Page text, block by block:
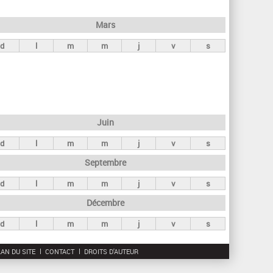
r
c
Mars
d l m m j v s
Juin
d l m m j v s
Septembre
d l m m j v s
Décembre
d l m m j v s
DU SITE CONTACT DROITS D'AUTEUR